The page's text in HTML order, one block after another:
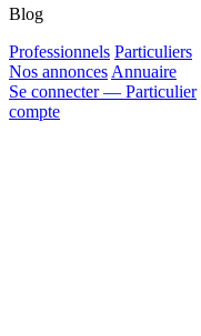
Blog
Professionnels Particuliers
Nos annonces Annuaire
Se connecter — Particulier
compte